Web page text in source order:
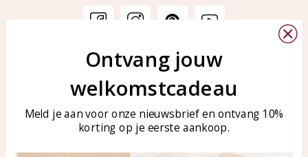
Veelgestelde vragen
Sieraden onderhouden
KAYA Sieraden
Bellen of WhatsApp Ma-Vr
tussen 09:00-17:00
Tel: 0850003187
WhatsApp: 0850003187
Ontvang jouw
welkomstcadeau
Meld je aan voor onze nieuwsbrief en ontvang 10%
korting op je eerste aankoop.